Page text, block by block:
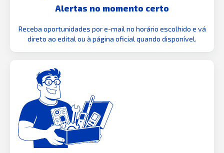
Alertas no momento certo
Receba oportunidades por e-mail no horário escolhido e vá
direto ao edital ou à página oficial quando disponível.